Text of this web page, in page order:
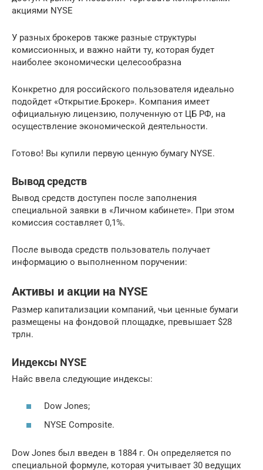
акциями NYSE
У разных брокеров также разные структуры
комиссионных, и важно найти ту, которая будет
наиболее экономически целесообразна
Конкретно для российского пользователя идеально
подойдет «Открытие.Брокер». Компания имеет
официальную лицензию, полученную от ЦБ РФ, на
осуществление экономической деятельности.
Готово! Вы купили первую ценную бумагу NYSE.
Вывод средств
Вывод средств доступен после заполнения
специальной заявки в «Личном кабинете». При этом
комиссия составляет 0,1%.
После вывода средств пользователь получает
информацию о выполненном поручении:
Активы и акции на NYSE
Размер капитализации компаний, чьи ценные бумаги
размещены на фондовой площадке, превышает $28
трлн.
Индексы NYSE
Найс ввела следующие индексы:
Dow Jones;
NYSE Composite.
Dow Jones был введен в 1884 г. Он определяется по
специальной формуле, которая учитывает 30 ведущих